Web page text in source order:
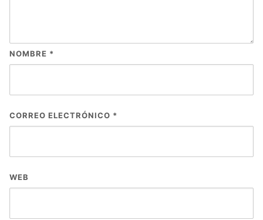
NOMBRE *
CORREO ELECTRÓNICO *
WEB